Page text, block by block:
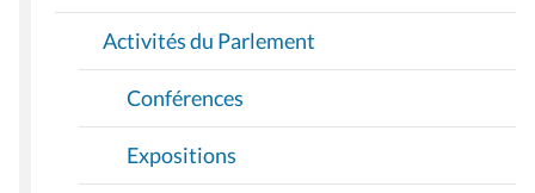
O
Activités du Parlement
Conférences
Expositions